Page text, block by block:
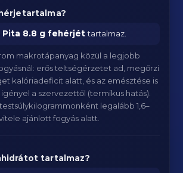
Pita 8.8 g fehérjéttartalmaz.
makrotápanyag közül a legjobb
erős teltségérzetet ad, megőrzi
kalóriadeficit alatt, és az emésztése is
a szervezettől (termikus hatás).
legalább 1,6–
ajánlott fogyás alatt.
tartalmaz?